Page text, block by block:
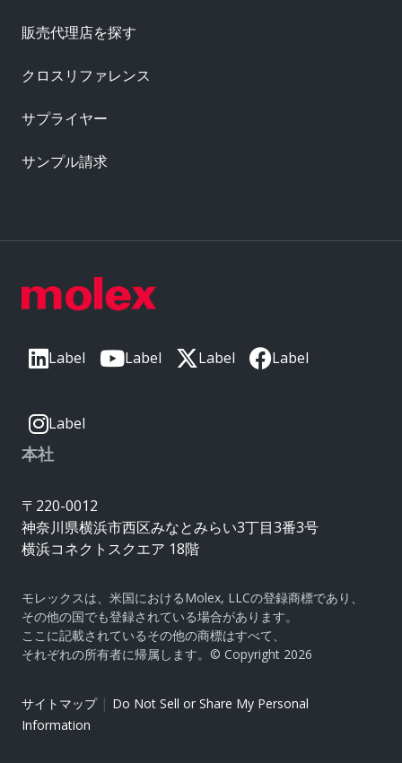
Label Label Label Label
Label
本社
〒220-0012
神奈川県横浜市西区みなとみらい3丁目3番3号
横浜コネクトスクエア 18階
モレックスは、米国におけるMolex, LLCの登録商標であり、
その他の国でも登録されている場合があります。
ここに記載されているその他の商標はすべて、
それぞれの所有者に帰属します。© Copyright 2026
サイトマップ| Do Not Sell or Share My Personal
Information
販売代理店を探す
クロスリファレンス
サプライヤー
サンプル請求